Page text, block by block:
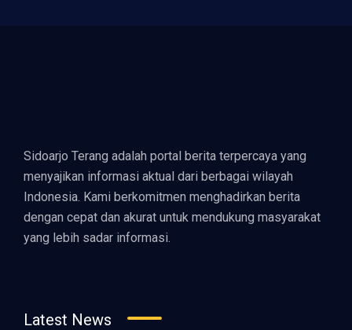
Sidoarjo Terang adalah portal berita terpercaya yang
menyajikan informasi aktual dari berbagai wilayah
Indonesia. Kami berkomitmen menghadirkan berita
dengan cepat dan akurat untuk mendukung masyarakat
yang lebih sadar informasi.
Latest News